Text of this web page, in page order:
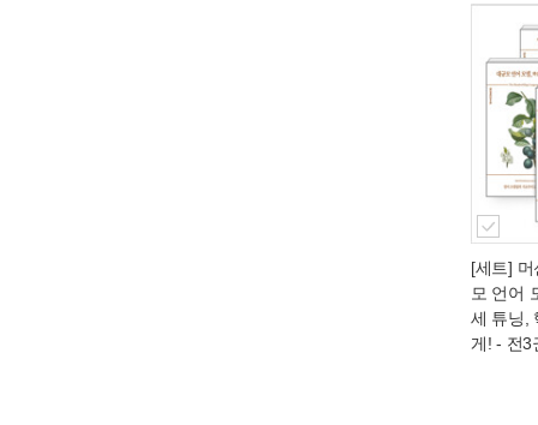
[세트]
모 언어
세 튜닝,
게! - 전3